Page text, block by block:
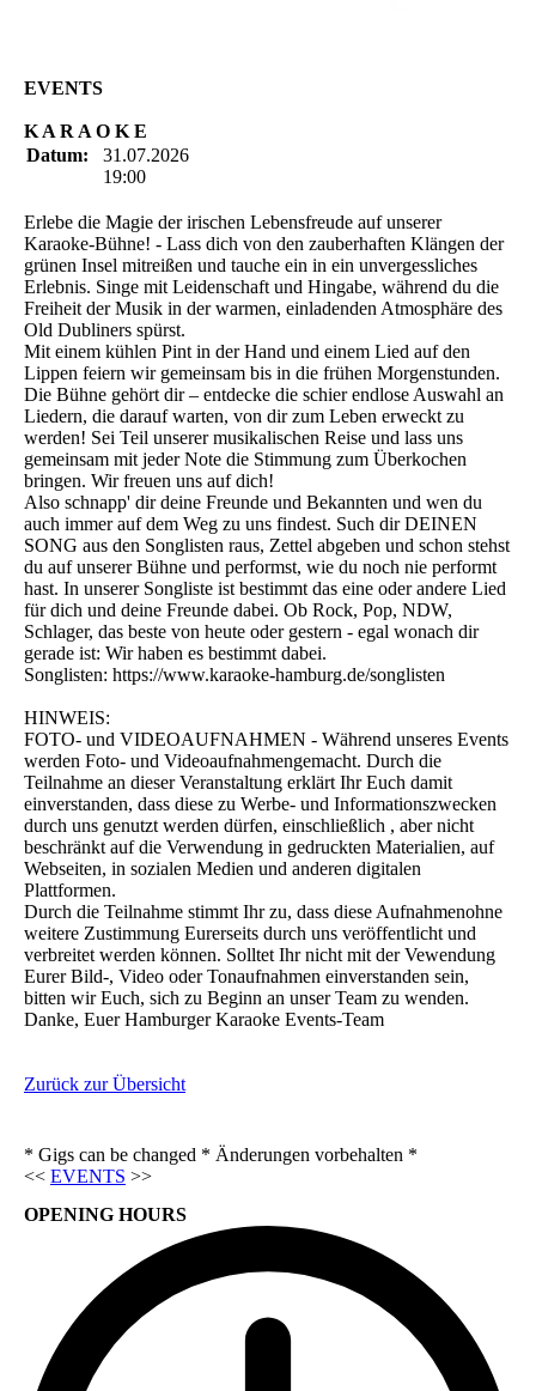
EVENTS
K A R A O K E
Datum:
31.07.2026
19:00
Erlebe die Magie der irischen Lebensfreude auf unserer
Karaoke-Bühne! - Lass dich von den zauberhaften Klängen der
grünen Insel mitreißen und tauche ein in ein unvergessliches
Erlebnis. Singe mit Leidenschaft und Hingabe, während du die
Freiheit der Musik in der warmen, einladenden Atmosphäre des
Old Dubliners spürst.
Mit einem kühlen Pint in der Hand und einem Lied auf den
Lippen feiern wir gemeinsam bis in die frühen Morgenstunden.
Die Bühne gehört dir – entdecke die schier endlose Auswahl an
Liedern, die darauf warten, von dir zum Leben erweckt zu
werden! Sei Teil unserer musikalischen Reise und lass uns
gemeinsam mit jeder Note die Stimmung zum Überkochen
bringen. Wir freuen uns auf dich!
Also schnapp' dir deine Freunde und Bekannten und wen du
auch immer auf dem Weg zu uns findest. Such dir DEINEN
SONG aus den Songlisten raus, Zettel abgeben und schon stehst
du auf unserer Bühne und performst, wie du noch nie performt
hast. In unserer Songliste ist bestimmt das eine oder andere Lied
für dich und deine Freunde dabei. Ob Rock, Pop, NDW,
Schlager, das beste von heute oder gestern - egal wonach dir
gerade ist: Wir haben es bestimmt dabei.
Songlisten: https://www.karaoke-hamburg.de/songlisten
HINWEIS:
FOTO- und VIDEOAUFNAHMEN - Während unseres Events
werden Foto- und Videoaufnahmengemacht. Durch die
Teilnahme an dieser Veranstaltung erklärt Ihr Euch damit
einverstanden, dass diese zu Werbe- und Informationszwecken
durch uns genutzt werden dürfen, einschließlich , aber nicht
beschränkt auf die Verwendung in gedruckten Materialien, auf
Webseiten, in sozialen Medien und anderen digitalen
Plattformen.
Durch die Teilnahme stimmt Ihr zu, dass diese Aufnahmenohne
weitere Zustimmung Eurerseits durch uns veröffentlicht und
verbreitet werden können. Solltet Ihr nicht mit der Vewendung
Eurer Bild-, Video oder Tonaufnahmen einverstanden sein,
bitten wir Euch, sich zu Beginn an unser Team zu wenden.
Danke, Euer Hamburger Karaoke Events-Team
Zurück zur Übersicht
* Gigs can be changed * Änderungen vorbehalten *
<< EVENTS >>
OPENING HOURS